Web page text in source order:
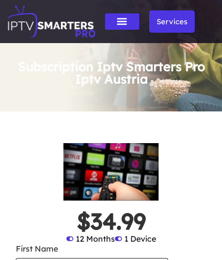
Services
Subscription Iptv Smarters Pro
Iptv Austria
$34.99
12 Months
1 Device
First Name